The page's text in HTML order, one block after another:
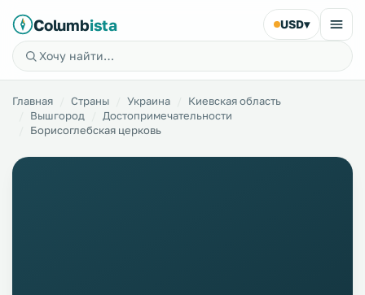
Columbista USD▾
Главная Страны Украина
Киевская область
Вышгород
Достопримечательности
Борисоглебская церковь